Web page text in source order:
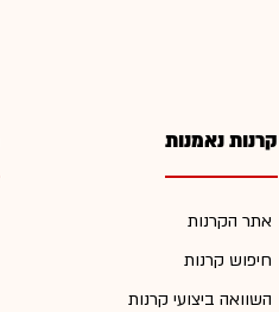
קרנות נאמנות
אתר הקרנות
חיפוש קרנות
השוואה ביצועי קרנות